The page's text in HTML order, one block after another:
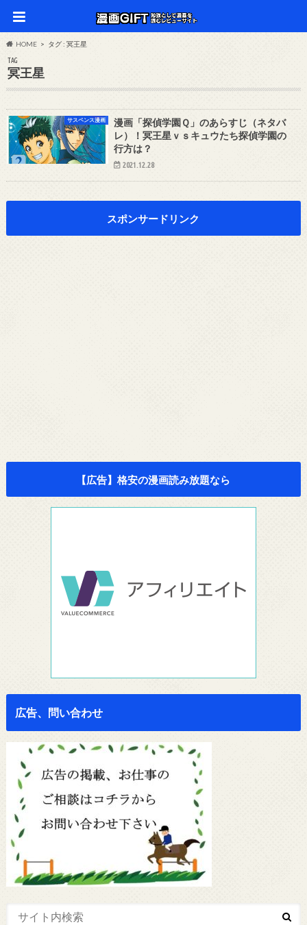
HOME タグ : 冥王星
TAG
冥王星
サスペンス漫画
漫画「探偵学園Ｑ」のあらすじ（ネタバ
レ）！冥王星ｖｓキュウたち探偵学園の
行方は？
2021.12.28
スポンサードリンク
【広告】格安の漫画読み放題なら
広告、問い合わせ